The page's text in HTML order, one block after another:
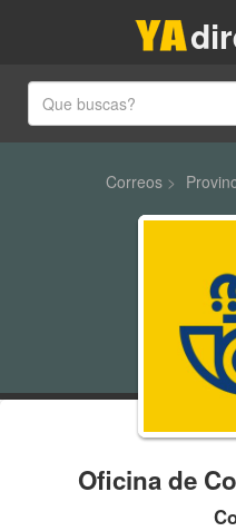
Correos >
Oficina de